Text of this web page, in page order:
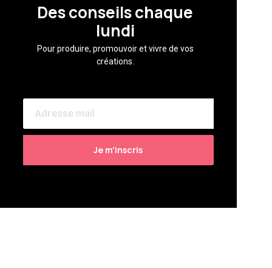
Des conseils chaque
lundi
Pour produire, promouvoir et vivre de vos
créations.